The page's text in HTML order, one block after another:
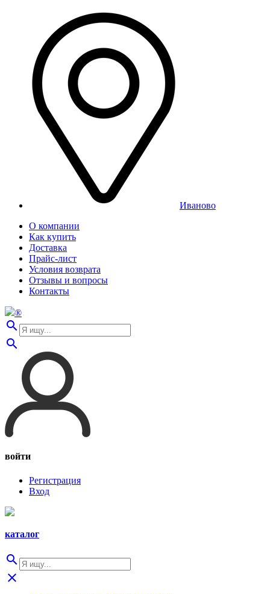
Иваново
О компании
Как купить
Доставка
Прайс-лист
Условия возврата
Отзывы и вопросы
Контакты
®
search
search
войти
Регистрация
Вход
каталог
search
close